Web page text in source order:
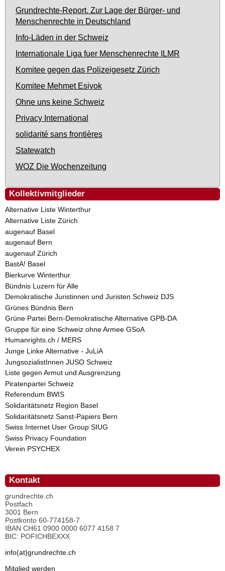
Grundrechte-Report. Zur Lage der Bürger- und
Menschenrechte in Deutschland
Info-Läden in der Schweiz
Internationale Liga fuer Menschenrechte ILMR
Komitee gegen das Polizeigesetz Zürich
Komitee Mehmet Esiyok
Ohne uns keine Schweiz
Privacy International
solidarité sans frontières
Statewatch
WOZ Die Wochenzeitung
Kollektivmitglieder
Alternative Liste Winterthur
Alternative Liste Zürich
augenauf Basel
augenauf Bern
augenauf Zürich
BastA! Basel
Bierkurve Winterthur
Bündnis Luzern für Alle
Demokratische Juristinnen und Juristen Schweiz DJS
Grünes Bündnis Bern
Grüne Partei Bern-Demokratische Alternative GPB-DA
Gruppe für eine Schweiz ohne Armee GSoA
Humanrights.ch / MERS
Junge Linke Alternative - JuLiA
JungsozialistInnen JUSO Schweiz
Liste gegen Armut und Ausgrenzung
Piratenpartei Schweiz
Referendum BWIS
Solidaritätsnetz Region Basel
Solidaritätsnetz Sanst-Papiers Bern
Swiss Internet User Group SIUG
Swiss Privacy Foundation
Verein PSYCHEX
Kontakt
grundrechte.ch
Postfach
3001 Bern
Postkonto 60-774158-7
IBAN CH61 0900 0000 6077 4158 7
BIC: POFICHBEXXX
info(at)grundrechte.ch
Mitglied werden